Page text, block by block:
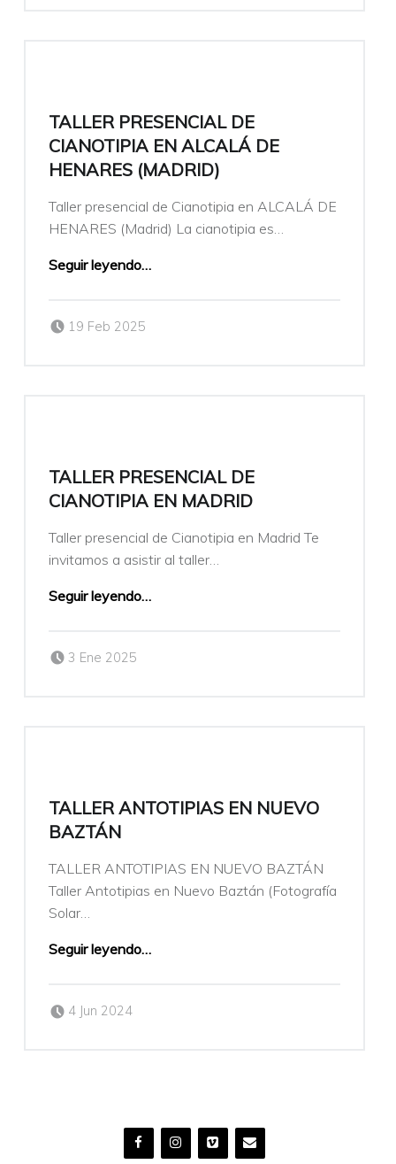
TALLER PRESENCIAL DE
CIANOTIPIA EN ALCALÁ DE
HENARES (MADRID)
Taller presencial de Cianotipia en ALCALÁ DE
HENARES (Madrid) La cianotipia es…
Seguir leyendo…
19 Feb 2025
TALLER PRESENCIAL DE
CIANOTIPIA EN MADRID
Taller presencial de Cianotipia en Madrid Te
invitamos a asistir al taller…
Seguir leyendo…
3 Ene 2025
TALLER ANTOTIPIAS EN NUEVO
BAZTÁN
TALLER ANTOTIPIAS EN NUEVO BAZTÁN
Taller Antotipias en Nuevo Baztán (Fotografía
Solar…
Seguir leyendo…
4 Jun 2024